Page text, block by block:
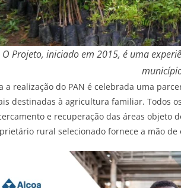
O Projeto, iniciado em 2015, é uma
a realização do PAN é celebrada uma
destinadas à agricultura familiar. Todos
e recuperação das áreas objeto
rural selecionado fornece a mão